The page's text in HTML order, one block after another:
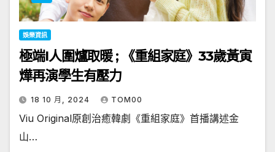
娛樂資訊
極端I人圍爐取暖 ; 《重組家庭》33歲黃寅
燁再演學生有壓力
18 10 月, 2024 TOM00
Viu Original原創治癒韓劇《重組家庭》首播講述金
山…